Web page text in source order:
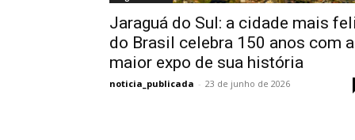
Jaraguá do Sul: a cidade mais
do Brasil celebra 150 anos com a
maior expo de sua história
noticia_publicada - 23 de junho de 2026